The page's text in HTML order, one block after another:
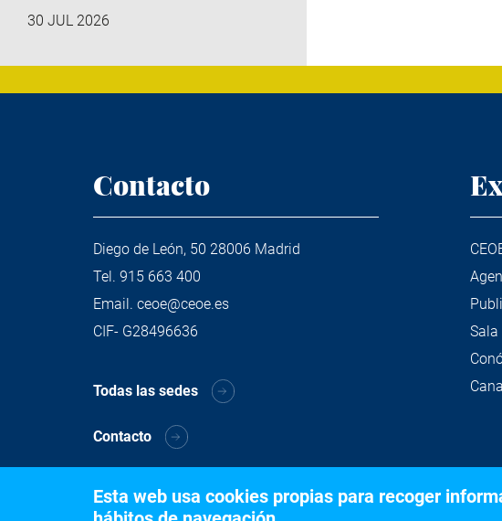
30 JUL 2026
Contacto
Diego de León, 50 28006 Madrid
Tel. 915 663 400
Email. ceoe@ceoe.es
CIF- G28496636
Todas las sedes
Contacto
Sala
Esta web usa cookies propias para recoger